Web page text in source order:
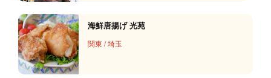
海鮮唐揚げ 光苑
関東 /埼玉